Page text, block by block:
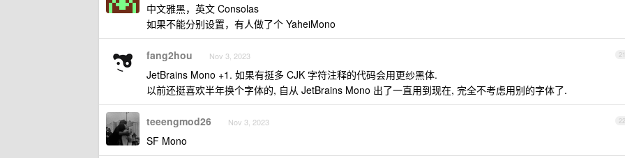
中文雅黑，英文 Consolas
如果不能分别设置，有人做了个 YaheiMono
21
fang2hou Nov 3, 2023
JetBrains Mono +1. 如果有挺多 CJK 字符注释的代码会用更纱黑体.
以前还挺喜欢半年换个字体的, 自从 JetBrains Mono 出了一直用到现在, 完全不考虑用别的字体了.
22
teeengmod26 Nov 3, 2023
SF Mono